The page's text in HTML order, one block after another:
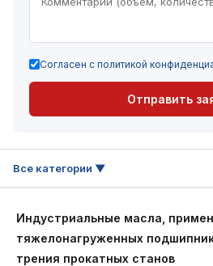
Согласен с политикой
Отправить
Индустриальные масла,
тяжелонагруженных
трения прокатных станов